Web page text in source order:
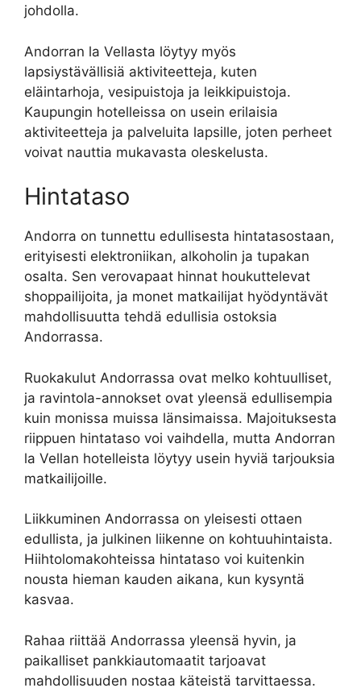
johdolla.
Andorran la Vellasta löytyy myös
lapsiystävällisiä aktiviteetteja, kuten
eläintarhoja, vesipuistoja ja leikkipuistoja.
Kaupungin hotelleissa on usein erilaisia ​​
aktiviteetteja ja palveluita lapsille, joten perheet
voivat nauttia mukavasta oleskelusta.
Hintataso
Andorra on tunnettu edullisesta hintatasostaan,
erityisesti elektroniikan, alkoholin ja tupakan
osalta. Sen verovapaat hinnat houkuttelevat
shoppailijoita, ja monet matkailijat hyödyntävät
mahdollisuutta tehdä edullisia ostoksia
Andorrassa.
Ruokakulut Andorrassa ovat melko kohtuulliset,
ja ravintola-annokset ovat yleensä edullisempia
kuin monissa muissa länsimaissa. Majoituksesta
riippuen hintataso voi vaihdella, mutta Andorran
la Vellan hotelleista löytyy usein hyviä tarjouksia
matkailijoille.
Liikkuminen Andorrassa on yleisesti ottaen
edullista, ja julkinen liikenne on kohtuuhintaista.
Hiihtolomakohteissa hintataso voi kuitenkin
nousta hieman kauden aikana, kun kysyntä
kasvaa.
Rahaa riittää Andorrassa yleensä hyvin, ja
paikalliset pankkiautomaatit tarjoavat
mahdollisuuden nostaa käteistä tarvittaessa.